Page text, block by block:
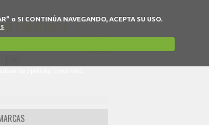
CONTINÚA NAVEGANDO, ACEPTA SU USO.
VEHICLE